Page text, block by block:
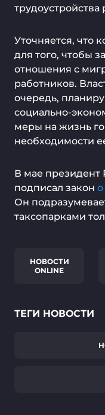
трудоустройства
Уточняется, что
для того, чтобы
отношения с
работников.
очередь,
социально-
меры на жизнь
необходимости
В мае президент
подписал закон
Он
таксопарками
НОВОСТИ
ONLINE
ТЕГИ НОВОСТИ